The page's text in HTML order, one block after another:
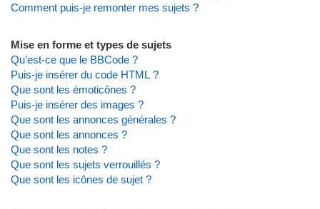
Comment puis-je remonter mes sujets ?
Mise en forme et types de sujets
Qu’est-ce que le BBCode ?
Puis-je insérer du code HTML ?
Que sont les émoticônes ?
Puis-je insérer des images ?
Que sont les annonces générales ?
Que sont les annonces ?
Que sont les notes ?
Que sont les sujets verrouillés ?
Que sont les icônes de sujet ?